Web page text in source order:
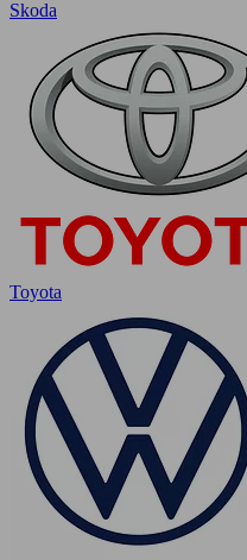
Skoda
Toyota